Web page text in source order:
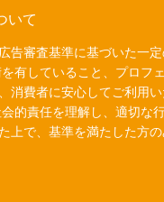
いて
告審査基準に基づいた一
有していること、プロフ
消費者に安心してご利用
的責任を理解し、適切な
上で、基準を満たした方